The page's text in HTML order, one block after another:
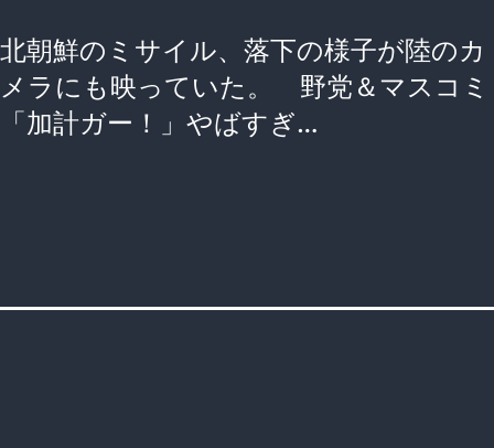
北朝鮮のミサイル、落下の様子が陸のカ
メラにも映っていた。 野党＆マスコミ
「加計ガー！」やばすぎ…